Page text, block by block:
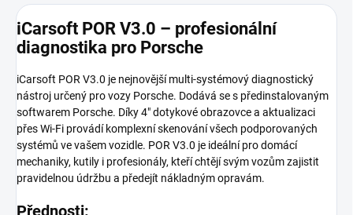
iCarsoft POR V3.0 – profesionální
diagnostika pro Porsche
iCarsoft POR V3.0 je nejnovější multi-systémový diagnostický
nástroj určený pro vozy Porsche. Dodává se s předinstalovaným
softwarem Porsche. Díky 4" dotykové obrazovce a aktualizaci
přes Wi-Fi provádí komplexní skenování všech podporovaných
systémů ve vašem vozidle. POR V3.0 je ideální pro domácí
mechaniky, kutily i profesionály, kteří chtějí svým vozům zajistit
pravidelnou údržbu a předejít nákladným opravám.
Přednosti: